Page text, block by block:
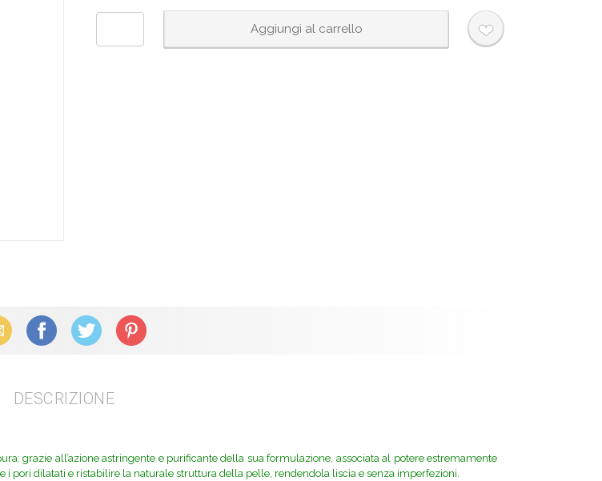
Facebook X (Twitter) Pinterest
DESCRIZIONE
grazie all’azione astringente e purificante della sua formulazione, associata al potere estremamente
i pori dilatati e ristabilire la naturale struttura della pelle, rendendola liscia e senza imperfezioni.